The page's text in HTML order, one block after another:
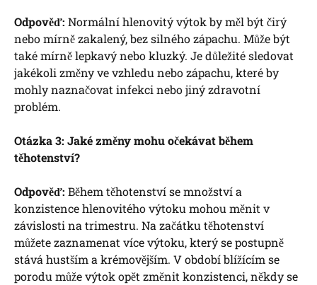
Odpověď: Normální hlenovitý výtok by měl být čirý
nebo mírně zakalený, bez silného zápachu. Může být
také mírně lepkavý nebo kluzký. Je důležité sledovat
jakékoli změny ve vzhledu nebo zápachu, které by
mohly naznačovat infekci nebo jiný zdravotní
problém.
Otázka 3: Jaké změny mohu očekávat během
těhotenství?
Odpověď: Během těhotenství se množství a
konzistence hlenovitého výtoku mohou měnit v
závislosti na trimestru. Na začátku těhotenství
můžete zaznamenat více výtoku, který se postupně
stává hustším a krémovějším. V období blížícím se
porodu může výtok opět změnit konzistenci, někdy se